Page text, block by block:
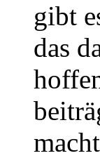
gibt
das